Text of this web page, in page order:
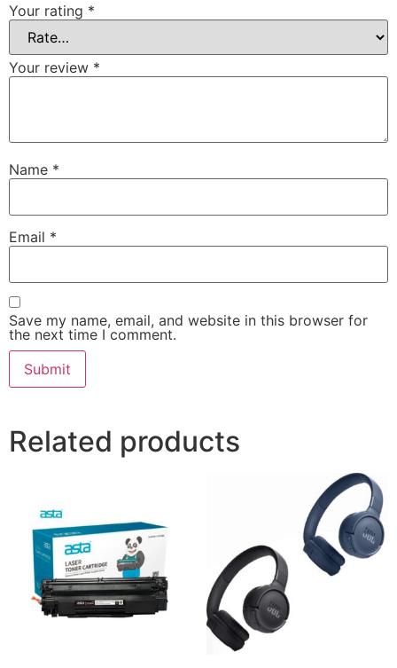
Your rating *
Your review *
Name *
Email *
Save my name, email, and website in this browser for
the next time I comment.
Related products